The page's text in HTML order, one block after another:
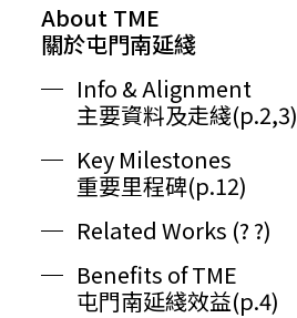
About TME
關於屯門南延綫
Info & Alignment
主要資料及走綫(p.2,3)
Key Milestones
重要里程碑(p.12)
Related Works (? ?)
Benefits of TME
屯門南延綫效益(p.4)